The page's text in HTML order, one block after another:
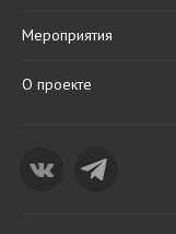
Мероприятия
О проекте